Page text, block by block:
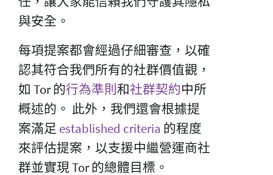
與安全。
每項提案都會經過仔細審查，以確
認其符合我們所有的社群價值觀，
如 Tor 的行為準則 和社群契約中所
概述的。 此外，我們還會根據提
案滿足 established criteria 的程度
來評估提案，以支援中繼營運商社
群並實現 Tor 的總體目標。